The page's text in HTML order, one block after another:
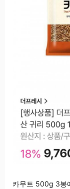
카무트 500g 3봉